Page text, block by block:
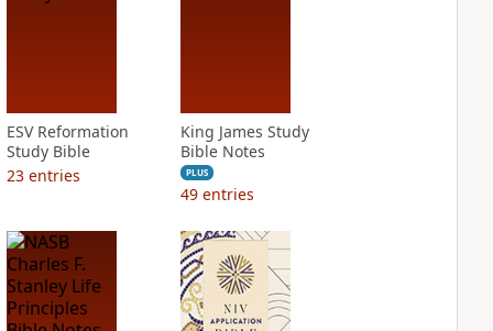
ESV Reformation
Study Bible
23 entries
King James Study
Bible Notes
PLUS
49 entries